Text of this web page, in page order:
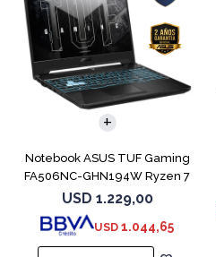
Notebook ASUS TUF Gaming
FA506NC-GHN194W Ryzen 7
7445HS 3050
USD 1.229,00
USD 1.044,65
COMPARAR